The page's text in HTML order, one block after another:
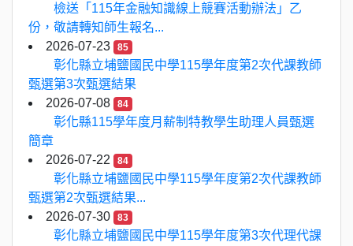
檢送「115年金融知識線上競賽活動辦法」乙
份，敬請轉知師生報名...
2026-07-23
85
彰化縣立埔鹽國民中學115學年度第2次代課教師
甄選第3次甄選結果
2026-07-08
84
彰化縣115學年度月薪制特教學生助理人員甄選
簡章
2026-07-22
84
彰化縣立埔鹽國民中學115學年度第2次代課教師
甄選第2次甄選結果...
2026-07-30
83
彰化縣立埔鹽國民中學115學年度第3次代理代課